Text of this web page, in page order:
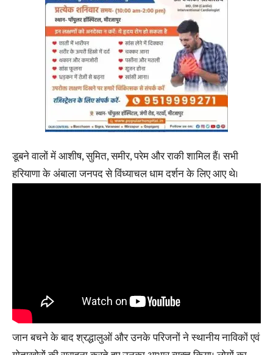
डूबने वालों में आशीष, सुमित, समीर, परेम और राकी शामिल हैं। सभी
हरियाणा के अंबाला जनपद से विंध्याचल धाम दर्शन के लिए आए थे।
जान बचने के बाद श्रद्धालुओं और उनके परिजनों ने स्थानीय नाविकों एवं